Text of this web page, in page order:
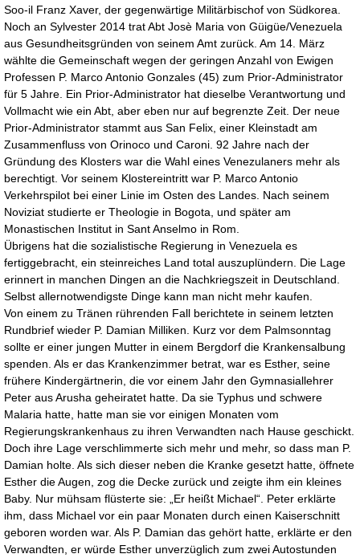
Soo-il Franz Xaver, der gegenwärtige Militärbischof von Südkorea.
Noch an Sylvester 2014 trat Abt Josè Maria von Güigüe/Venezuela
aus Gesundheitsgründen von seinem Amt zurück. Am 14. März
wählte die Gemeinschaft wegen der geringen Anzahl von Ewigen
Professen P. Marco Antonio Gonzales (45) zum Prior-Administrator
für 5 Jahre. Ein Prior-Administrator hat dieselbe Verantwortung und
Vollmacht wie ein Abt, aber eben nur auf begrenzte Zeit. Der neue
Prior-Administrator stammt aus San Felix, einer Kleinstadt am
Zusammenfluss von Orinoco und Caroni. 92 Jahre nach der
Gründung des Klosters war die Wahl eines Venezulaners mehr als
berechtigt. Vor seinem Klostereintritt war P. Marco Antonio
Verkehrspilot bei einer Linie im Osten des Landes. Nach seinem
Noviziat studierte er Theologie in Bogota, und später am
Monastischen Institut in Sant Anselmo in Rom.
Übrigens hat die sozialistische Regierung in Venezuela es
fertiggebracht, ein steinreiches Land total auszuplündern. Die Lage
erinnert in manchen Dingen an die Nachkriegszeit in Deutschland.
Selbst allernotwendigste Dinge kann man nicht mehr kaufen.
Von einem zu Tränen rührenden Fall berichtete in seinem letzten
Rundbrief wieder P. Damian Milliken. Kurz vor dem Palmsonntag
sollte er einer jungen Mutter in einem Bergdorf die Krankensalbung
spenden. Als er das Krankenzimmer betrat, war es Esther, seine
frühere Kindergärtnerin, die vor einem Jahr den Gymnasiallehrer
Peter aus Arusha geheiratet hatte. Da sie Typhus und schwere
Malaria hatte, hatte man sie vor einigen Monaten vom
Regierungskrankenhaus zu ihren Verwandten nach Hause geschickt.
Doch ihre Lage verschlimmerte sich mehr und mehr, so dass man P.
Damian holte. Als sich dieser neben die Kranke gesetzt hatte, öffnete
Esther die Augen, zog die Decke zurück und zeigte ihm ein kleines
Baby. Nur mühsam flüsterte sie: „Er heißt Michael“. Peter erklärte
ihm, dass Michael vor ein paar Monaten durch einen Kaiserschnitt
geboren worden war. Als P. Damian das gehört hatte, erklärte er den
Verwandten, er würde Esther unverzüglich zum zwei Autostunden